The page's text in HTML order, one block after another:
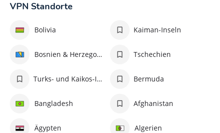
VPN Standorte
Bolivia Kaiman-Inseln
Bosnien & Herzegovina Tschechien
Turks- und Kaikos-Inseln Bermuda
Bangladesh Afghanistan
Ägypten Algerien